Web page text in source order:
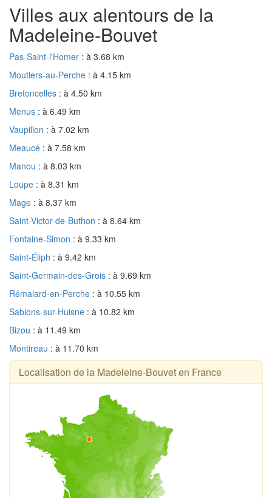
Villes aux alentours de la
Madeleine-Bouvet
Pas-Saint-l'Homer : à 3.68 km
Moutiers-au-Perche : à 4.15 km
Bretoncelles : à 4.50 km
Menus : à 6.49 km
Vaupillon : à 7.02 km
Meaucé : à 7.58 km
Manou : à 8.03 km
Loupe : à 8.31 km
Mage : à 8.37 km
Saint-Victor-de-Buthon : à 8.64 km
Fontaine-Simon : à 9.33 km
Saint-Éliph : à 9.42 km
Saint-Germain-des-Grois : à 9.69 km
Rémalard-en-Perche : à 10.55 km
Sablons-sur-Huisne : à 10.82 km
Bizou : à 11.49 km
Montireau : à 11.70 km
Localisation de la Madeleine-Bouvet en France